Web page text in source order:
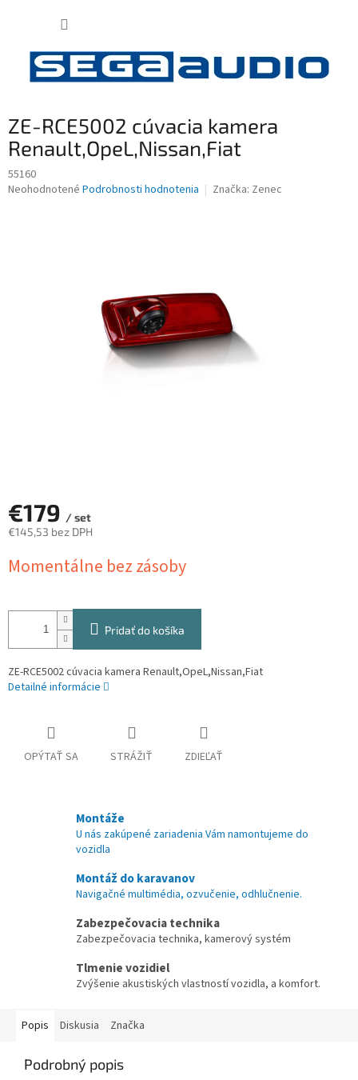
ZE-RCE5002 cúvacia kamera
Renault,OpeL,Nissan,Fiat
55160
Priemerné
Neohodnotené Podrobnosti hodnotenia Značka: Zenec
€179 / set
€145,53 bez DPH
cena:
Momentálne bez zásoby
Pridať do košíka
ZE-RCE5002 cúvacia kamera Renault,OpeL,Nissan,Fiat
Detailné informácie
OPÝTAŤ SA STRÁŽIŤ ZDIEĽAŤ
Montáže
U nás zakúpené zariadenia Vám namontujeme do
vozidla
Montáž do karavanov
Navigačné multimédia, ozvučenie, odhlučnenie.
Zabezpečovacia technika
Zabezpečovacia technika, kamerový systém
Tlmenie vozidiel
Zvýšenie akustiských vlastností vozidla, a komfort.
Popis Diskusia Značka
Podrobný popis